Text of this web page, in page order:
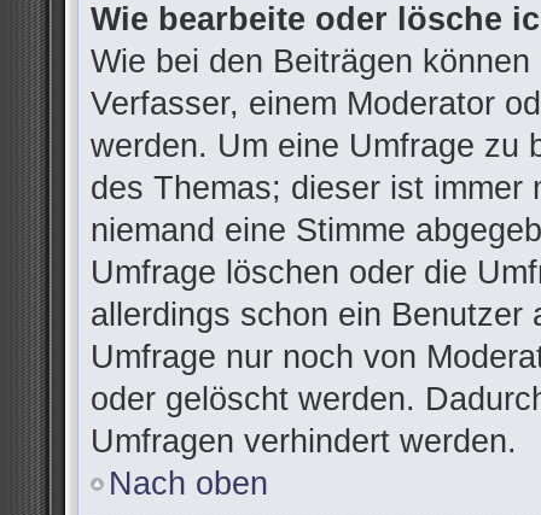
Wie bearbeite oder lösche
Wie bei den Beiträgen
Verfasser, einem Moderator
werden. Um eine Umfrage zu
des Themas; dieser ist immer
niemand eine Stimme
Umfrage löschen oder die
allerdings schon ein Benutzer
Umfrage nur noch von
oder gelöscht werden.
Umfragen verhindert werden.
Nach oben